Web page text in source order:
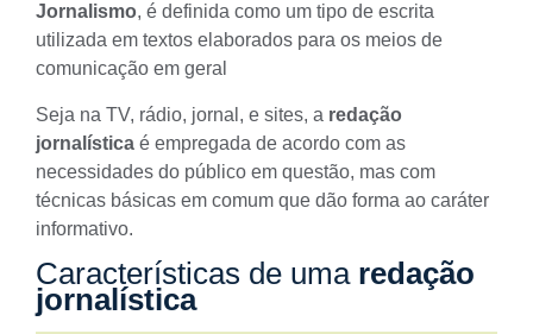
Jornalismo, é definida como um tipo de escrita
utilizada em textos elaborados para os meios de
comunicação em geral
Seja na TV, rádio, jornal, e sites, a redação
jornalística é empregada de acordo com as
necessidades do público em questão, mas com
técnicas básicas em comum que dão forma ao caráter
informativo.
Características de umaredação
jornalística